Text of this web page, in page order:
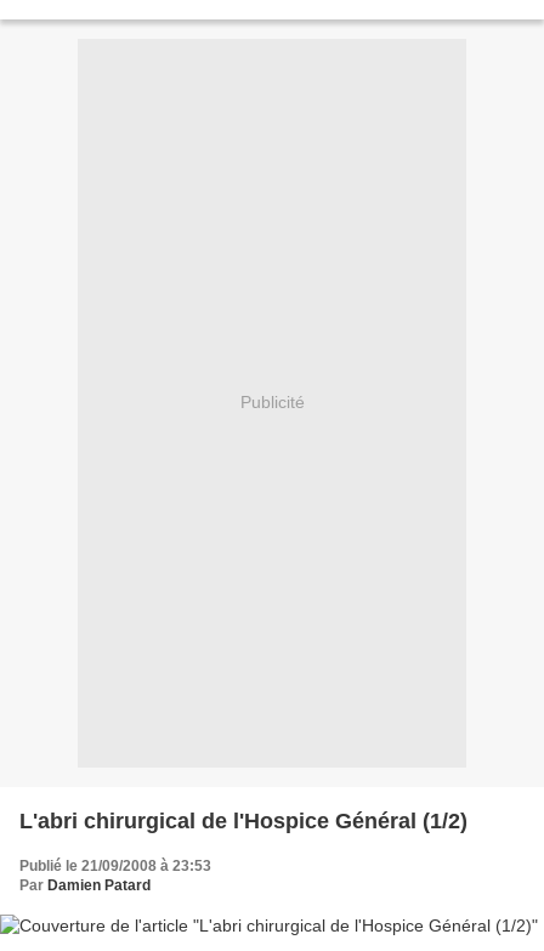
Publicité
L'abri chirurgical de l'Hospice Général (1/2)
Publié le 21/09/2008 à 23:53
Par Damien Patard